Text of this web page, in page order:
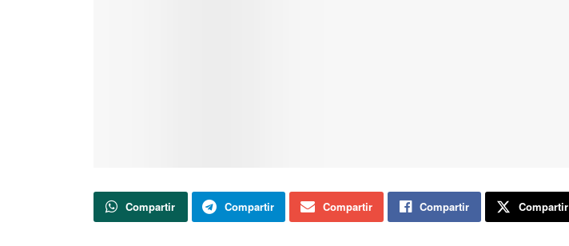
Compartir Compartir Compartir Compartir Compartir